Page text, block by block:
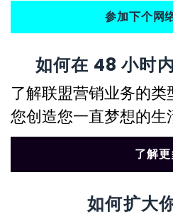
参加下个网
如何在 48 小时
了解联盟营销业务的
您创造您一直梦想的生
了解更
如何扩大